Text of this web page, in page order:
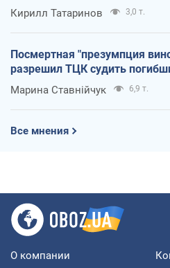
Кирилл Татаринов 3,0 т.
Посмертная "презумпция
разрешил ТЦК судить
Марина Ставнійчук 6,9 т.
Все мнения
О компании